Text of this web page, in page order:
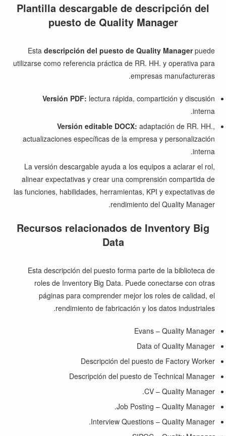
Plantilla descargable de descripción del
puesto de Quality Manager
Esta descripción del puesto de Quality Managerpuede
utilizarse como referencia práctica de RR. HH. y operativa para
empresas manufactureras.
Versión PDF: lectura rápida, compartición y discusión
interna.
Versión editable DOCX: adaptación de RR. HH.,
actualizaciones específicas de la empresa y personalización
interna.
La versión descargable ayuda a los equipos a aclarar el rol,
alinear expectativas y crear una comprensión compartida de
las funciones, habilidades, herramientas, KPI y expectativas de
rendimiento del Quality Manager.
Recursos relacionados de Inventory Big
Data
Esta descripción del puesto forma parte de la biblioteca de
roles de Inventory Big Data. Puede conectarse con otras
páginas para comprender mejor los roles de calidad, el
rendimiento de fabricación y los datos industriales.
Evans – Quality Manager
Data of Quality Manager
Descripción del puesto de Factory Worker
Descripción del puesto de Technical Manager
CV – Quality Manager.
Job Posting – Quality Manager.
Interview Questions – Quality Manager.